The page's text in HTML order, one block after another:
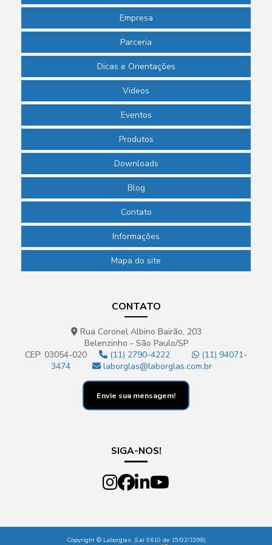
Empresa
Parceria
Dicas e Orientações
Videos
Eventos
Produtos
Downloads
Blog
Contato
Informações
Mapa do site
CONTATO
Rua Coronel Albino Bairão, 203
Belenzinho - São Paulo/SP
CEP: 03054-020
(11) 2790-4222
(11) 94071-
3474
laborglas@laborglas.com.br
Envie sua mensagem!
SIGA-NOS!
Copyright © Laborglas. (Lei 9610 de 19/02/1998)